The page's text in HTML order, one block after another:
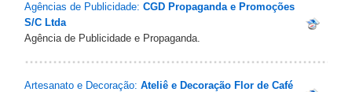
Agências de Publicidade: CGD Propaganda e Promoções
S/C Ltda
Agência de Publicidade e Propaganda.
Artesanato e Decoração: Ateliê e Decoração Flor de Café